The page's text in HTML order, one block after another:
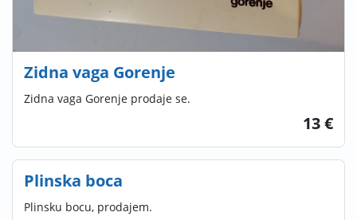
Zidna vaga Gorenje
Zidna vaga Gorenje prodaje se.
13 €
Plinska boca
Plinsku bocu, prodajem.